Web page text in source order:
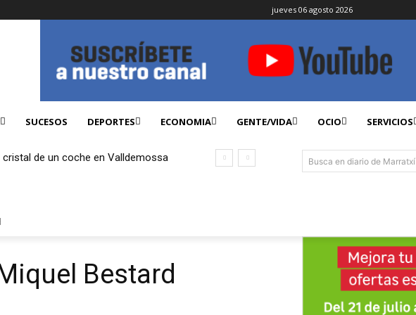
jueves 06 agosto 2026
SUCESOS DEPORTES ECONOMIA GENTE/VIDA OCIO SERVICIOS
de un coche en Valldemossa
Busca en diario de Marratxí
Bestard